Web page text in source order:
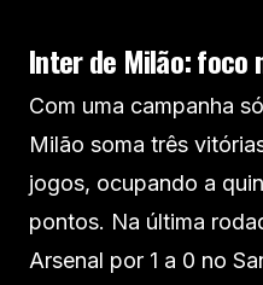
Inter de Milão: foco
Com uma campanha
Milão soma três
jogos, ocupando a
pontos. Na última
Arsenal por 1 a 0 no